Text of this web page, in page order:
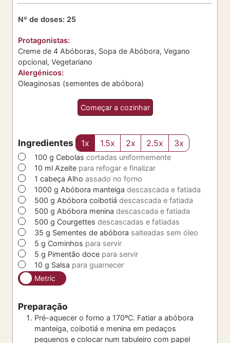
Nº de doses: 25
Protagonistas:
Creme de 4 Abóboras, Sopa de Abóbora, Vegano
opcional, Vegetariano
Alergénicos:
Oleaginosas (sementes de abóbora)
Começar a cozinhar
Ingredientes 1x 1.5x 2x 2.5x 3x
▢100 g Cebolas cortadas uniformemente
▢10 ml Azeite para refogar e finalizar
▢1 cabeça Alho assado no forno
▢1000 g Abóbora manteiga descascada e fatiada
▢
500 g Abóbora coibotiá descascada e fatiada
▢
500 g Abóbora menina descascada e fatiada
▢
500 g Courgettes descascadas e fatiadas
▢
35 g Sementes de abóbora salteadas sem óleo
▢
5 g Cominhos para servir
▢
5 g Pimentão doce para servir
▢10 g Salsa para guarnecer
Metric
Preparação
Pré-aquecer o forno a 170ºC. Fatiar a abóbora
manteiga, coibotiá e menina em pedaços
pequenos e colocar num tabuleiro com papel